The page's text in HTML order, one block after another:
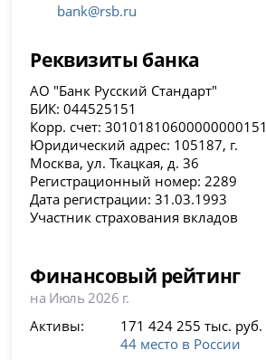
bank@rsb.ru
Реквизиты банка
АО "Банк Русский Стандарт"
БИК: 044525151
Корр. счет: 30101810600000000151
Юридический адрес: 105187, г.
Москва, ул. Ткацкая, д. 36
Регистрационный номер: 2289
Дата регистрации: 31.03.1993
Участник страхования вкладов
Финансовый рейтинг
на Июль 2026 г.
Активы:
171 424 255 тыс. руб.
44 место в России